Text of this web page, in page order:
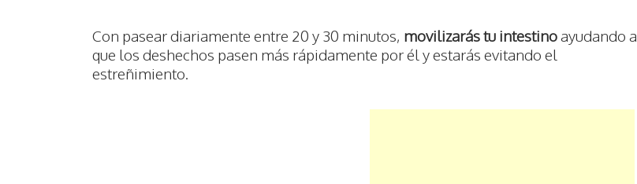
Con pasear diariamente entre 20 y 30 minutos, movilizarás tu intestinoayudando a
que los deshechos pasen más rápidamente por él y estarás evitando el
estreñimiento.